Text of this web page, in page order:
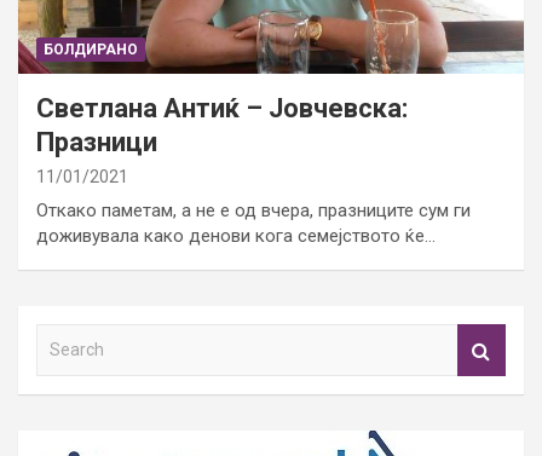
БОЛДИРАНО
Светлана Антиќ – Јовчевска:
Празници
11/01/2021
Откако паметам, а не е од вчера, празниците сум ги
доживувала како денови кога семејството ќе…